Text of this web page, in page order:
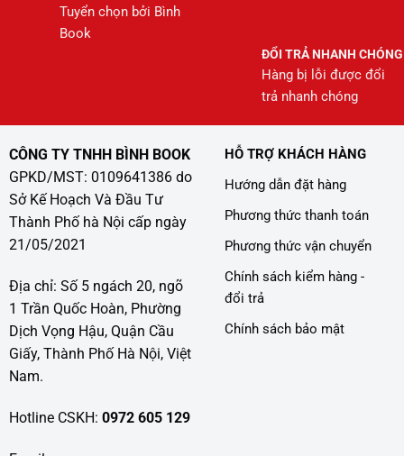
Tuyển chọn bởi Bình
Book
ĐỔI TRẢ NHANH CHÓNG
Hàng bị lỗi được đổi
trả nhanh chóng
CÔNG TY TNHH BÌNH BOOK
GPKD/MST: 0109641386 do
Sở Kế Hoạch Và Đầu Tư
Thành Phố hà Nội cấp ngày
21/05/2021
Địa chỉ: Số 5 ngách 20, ngõ
1 Trần Quốc Hoàn, Phường
Dịch Vọng Hậu, Quận Cầu
Giấy, Thành Phố Hà Nội, Việt
Nam.
Hotline CSKH: 0972 605 129
HỖ TRỢ KHÁCH HÀNG
Hướng dẫn đặt hàng
Phương thức thanh toán
Phương thức vận chuyển
Chính sách kiểm hàng -
đổi trả
Chính sách bảo mật